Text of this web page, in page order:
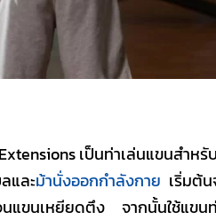
เป็นท่าเล่นแขนสำหรั
และม้านั่งออกกำลังกาย เริ่มต้
จนแขนเหยียดตึง จากนั้นใช้แข